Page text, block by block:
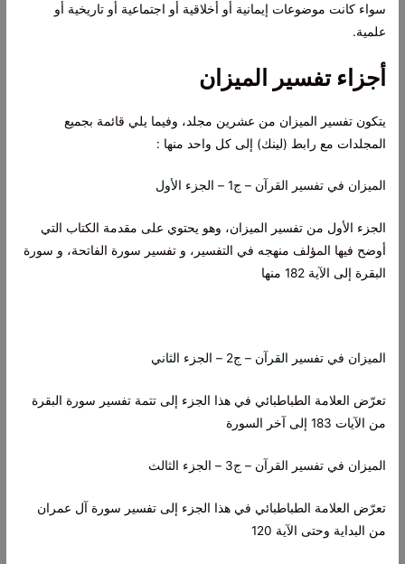
سواء كانت موضوعات إيمانية أو أخلاقية أو اجتماعية أو تاريخية أو
علمية.
أجزاء تفسير الميزان
يتكون تفسير الميزان من عشرين مجلد، وفيما يلي قائمة بجميع
المجلدات مع رابط (لينك) إلى كل واحد منها :
الميزان في تفسير القرآن – ج1 – الجزء الأول‌
الجزء الأول من تفسير الميزان، وهو يحتوي على مقدمة الكتاب التي
أوضح فيها المؤلف منهجه في التفسير، و تفسير سورة الفاتحة، و سورة
البقرة إلى الآية 182 منها
الميزان في تفسير القرآن – ج2 – الجزء الثاني
تعرّض العلامة الطباطبائي في هذا الجزء إلى تتمة تفسير سورة البقرة
من الآيات 183 إلى آخر السورة
الميزان في تفسير القرآن – ج3 – الجزء الثالث
تعرّض العلامة الطباطبائي في هذا الجزء إلى تفسير سورة آل عمران
من البداية وحتى الآية 120